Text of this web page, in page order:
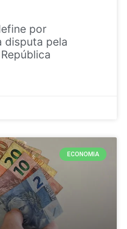
por
disputa pela
ECONOMIA